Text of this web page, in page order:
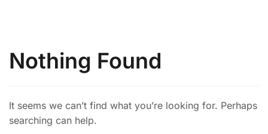
Nothing Found
It seems we can’t find what you’re looking for. Perhaps
searching can help.